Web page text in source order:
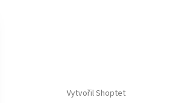
Vytvořil Shoptet